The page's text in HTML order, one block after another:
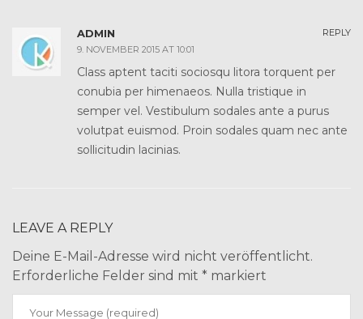
ADMIN
REPLY
9. NOVEMBER 2015 AT 10:01
Class aptent taciti sociosqu litora torquent per
conubia per himenaeos. Nulla tristique in
semper vel. Vestibulum sodales ante a purus
volutpat euismod. Proin sodales quam nec ante
sollicitudin lacinias.
LEAVE A REPLY
Deine E-Mail-Adresse wird nicht veröffentlicht.
Erforderliche Felder sind mit * markiert